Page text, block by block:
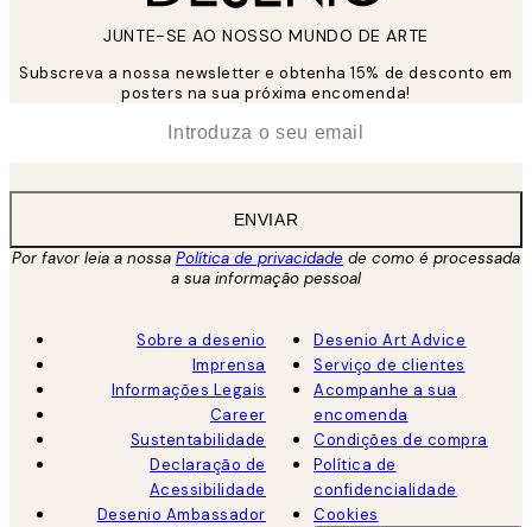
JUNTE-SE AO NOSSO MUNDO DE ARTE
Subscreva a nossa newsletter e obtenha 15% de desconto em
posters na sua próxima encomenda!
ENVIAR
Por favor leia a nossa Política de privacidade de como é processada
a sua informação pessoal
Sobre a desenio
Imprensa
Informações Legais
Career
Sustentabilidade
Declaração de
Acessibilidade
Desenio Ambassador
Desenio Art Advice
Serviço de clientes
Acompanhe a sua
encomenda
Condições de compra
Política de
confidencialidade
Cookies